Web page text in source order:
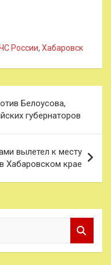
России, Хабаровск
Белоусова,
губернаторов
вылетел к месту
Хабаровском крае